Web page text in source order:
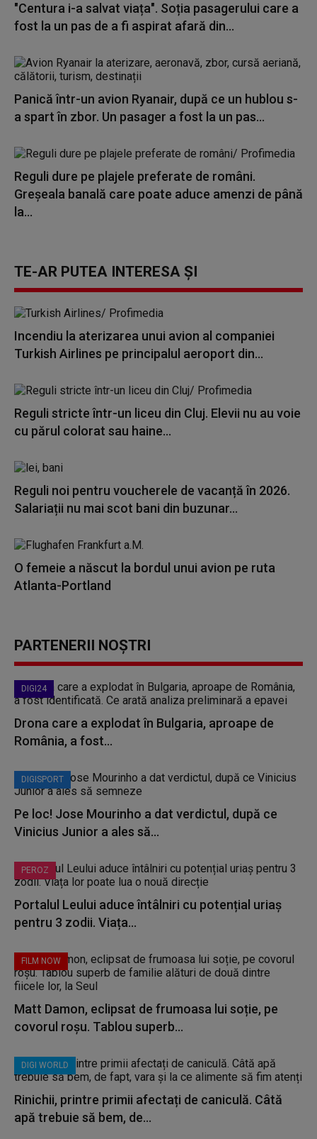
"Centura i-a salvat viața". Soția pasagerului care a
fost la un pas de a fi aspirat afară din...
Panică într-un avion Ryanair, după ce un hublou s-
a spart în zbor. Un pasager a fost la un pas...
Reguli dure pe plajele preferate de români.
Greșeala banală care poate aduce amenzi de până
la...
TE-AR PUTEA INTERESA ȘI
Incendiu la aterizarea unui avion al companiei
Turkish Airlines pe principalul aeroport din...
Reguli stricte într-un liceu din Cluj. Elevii nu au voie
cu părul colorat sau haine...
Reguli noi pentru voucherele de vacanță în 2026.
Salariații nu mai scot bani din buzunar...
O femeie a născut la bordul unui avion pe ruta
Atlanta-Portland
PARTENERII NOȘTRI
DIGI24
Drona care a explodat în Bulgaria, aproape de
România, a fost...
DIGISPORT
Pe loc! Jose Mourinho a dat verdictul, după ce
Vinicius Junior a ales să...
PEROZ
Portalul Leului aduce întâlniri cu potențial uriaș
pentru 3 zodii. Viața...
FILM NOW
Matt Damon, eclipsat de frumoasa lui soție, pe
covorul roșu. Tablou superb...
DIGI WORLD
Rinichii, printre primii afectați de caniculă. Câtă
apă trebuie să bem, de...